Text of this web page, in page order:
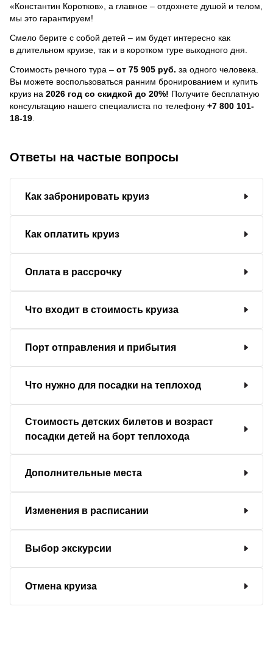
«Константин Коротков», а главное – отдохнете душой и телом,
мы это гарантируем!
Смело берите с собой детей – им будет интересно как
в длительном круизе, так и в коротком туре выходного дня.
Стоимость речного тура – от 75 905 руб. за одного человека.
Вы можете воспользоваться ранним бронированием и купить
круиз на 2026 год со скидкой до 20%! Получите бесплатную
консультацию нашего специалиста по телефону +7 800 101-
18-19
Ответы на частые вопросы
Как забронировать круиз
Как оплатить круиз
Оплата в рассрочку
Что входит в стоимость круиза
Порт отправления и прибытия
Что нужно для посадки на теплоход
Стоимость детских билетов и возраст
посадки детей на борт теплохода
Дополнительные места
Изменения в расписании
Выбор экскурсии
Отмена круиза